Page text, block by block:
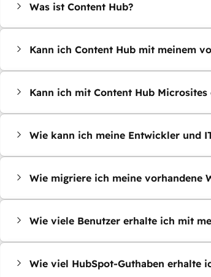
Was ist Content Hub?
Kann ich Content Hub mit meinem
Kann ich mit Content Hub
Wie kann ich meine Entwickler und
Wie migriere ich meine vorhandene
Wie viele Benutzer erhalte ich mit
Wie viel HubSpot-Guthaben erhalte